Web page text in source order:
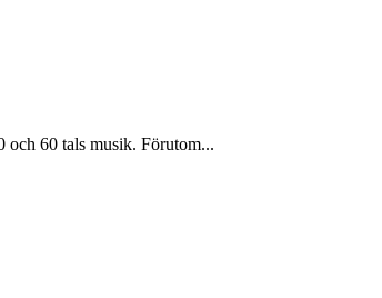
och 60 tals musik. Förutom...